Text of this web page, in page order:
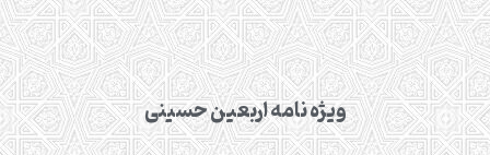
ویژه نامه اربعین حسینی